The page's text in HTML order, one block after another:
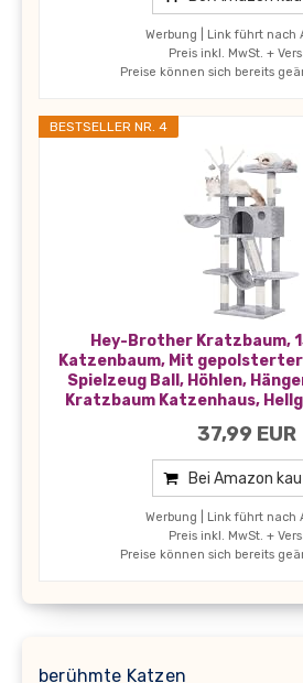
Werbung | Link führt nach
Preis inkl. MwSt. +
Preise können sich bereits
BESTSELLER NR. 4
Hey-Brother Kratzbaum,
Katzenbaum, Mit
Spielzeug Ball, Höhlen,
Kratzbaum Katzenhaus,
37,99 EUR
Bei Amazon
Werbung | Link führt nach
Preis inkl. MwSt. +
Preise können sich bereits
berühmte Katzen